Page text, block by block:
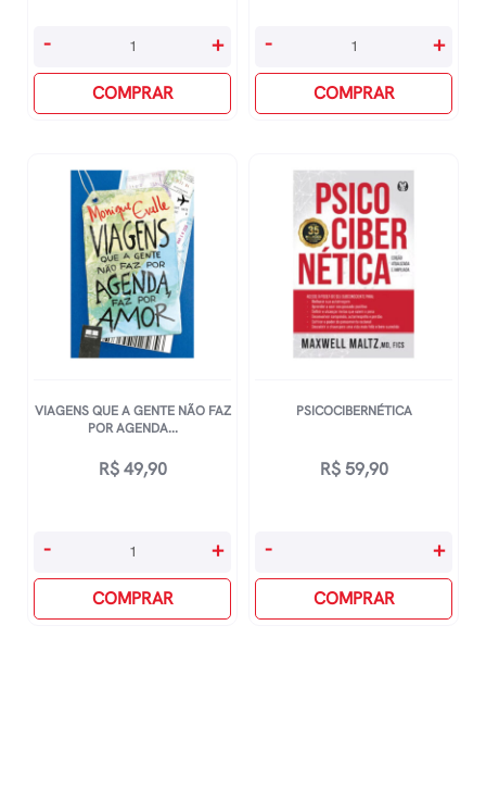
Dicionário
quantidade
- +
COMPRAR
Aprenda
De
Mesmo
quantidade
- +
COMPRAR
VIAGENS QUE A GENTE NÃO FAZ
POR AGENDA...
R$49,90
Viagens
Gente
- +
COMPRAR
PSICOCIBERNÉTICA
R$59,90
Psicocibernética
- +
COMPRAR